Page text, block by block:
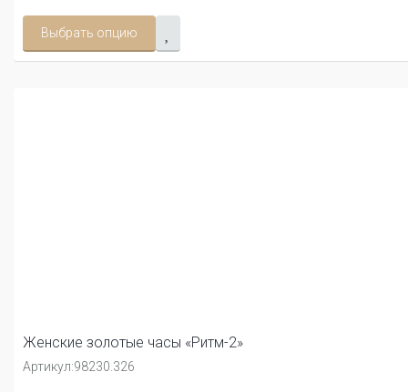
Выбрать опцию
Женские золотые часы «Ритм-2»
Артикул:98230.326